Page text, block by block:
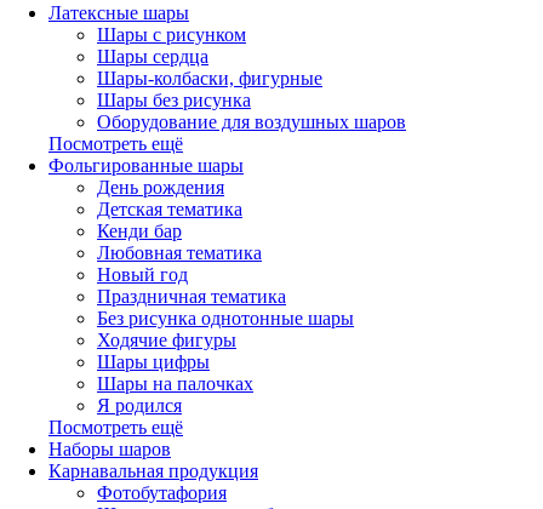
Латексные шары
Шары с рисунком
Шары сердца
Шары-колбаски, фигурные
Шары без рисунка
Оборудование для воздушных шаров
Посмотреть ещё
Фольгированные шары
День рождения
Детская тематика
Кенди бар
Любовная тематика
Новый год
Праздничная тематика
Без рисунка однотонные шары
Ходячие фигуры
Шары цифры
Шары на палочках
Я родился
Посмотреть ещё
Наборы шаров
Карнавальная продукция
Фотобутафория